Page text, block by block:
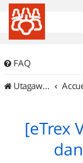
FAQ
UtagawaVTT (Randos VTT et VTTAE avec traces GPS)
[eTrex